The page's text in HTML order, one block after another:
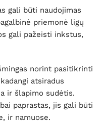
gali būti naudojimas
priemonė ligų
gali pažeisti inkstus,
norint pasitikrinti
atsiradus
ir šlapimo sudėtis.
paprastas, jis gali būti
ir namuose.